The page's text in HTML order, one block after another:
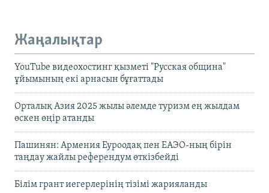
Жаңалықтар
YouTube видеохостинг қызметі "Русская община"
ұйымының екі арнасын бұғаттады
Орталық Азия 2025 жылы әлемде туризм ең жылдам
өскен өңір атанды
Пашинян: Армения Еуроодақ пен ЕАЭО-ның бірін
таңдау жайлы референдум өткізбейді
Білім грант иегерлерінің тізімі жарияланды